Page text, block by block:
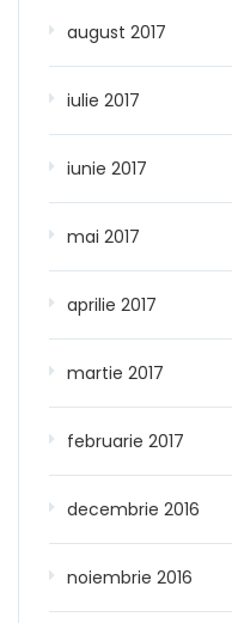
august 2017
iulie 2017
iunie 2017
mai 2017
aprilie 2017
martie 2017
februarie 2017
decembrie 2016
noiembrie 2016